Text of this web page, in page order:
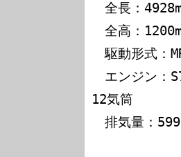
全長：
全高：
駆動形式：
エンジン：
12気筒
排気量：